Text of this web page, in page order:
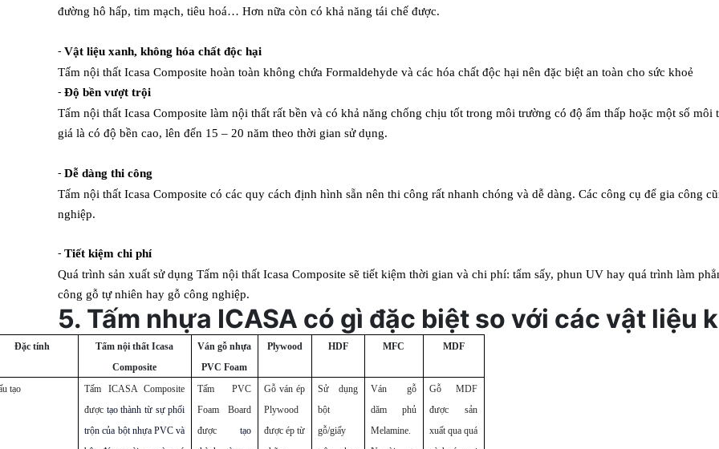
đường hô hấp, tim mạch, tiêu hoá… Hơn nữa còn có khả năng tái chế được.
- Vật liệu xanh, không hóa chất độc hại
Tấm nội thất Icasa Composite hoàn toàn không chứa Formaldehyde và các hóa chất độc hại nên đặc biệt an toàn cho sức khoẻ
- Độ bền vượt trội
Tấm nội thất Icasa Composite làm nội thất rất bền và có khả năng chống chịu tốt trong môi trường có độ ẩm thấp hoặc một số
giá là có độ bền cao, lên đến 15 – 20 năm theo thời gian sử dụng.
- Dễ dàng thi công
Tấm nội thất Icasa Composite có các quy cách định hình sẵn nên thi công rất nhanh chóng và dễ dàng. Các công cụ để gia công
nghiệp.
- Tiết kiệm chi phí
Quá trình sản xuất sử dụng Tấm nội thất Icasa Composite sẽ tiết kiệm thời gian và chi phí: tẩm sấy, phun UV hay quá trình làm
công gỗ tự nhiên hay gỗ công nghiệp.
5. Tấm nhựa ICASA có gì đặc biệt so với các vật liệu
Đặc tính
Tấm nội thất Icasa
Composite
Ván gỗ nhựa
PVC Foam
Plywood HDF MFC MDF
tạo
Tấm ICASA Composite
được tạo thành từ sự phối
trộn của bột nhựa PVC và
Tấm PVC
Foam Board
đượctạo
Gỗ ván ép
Plywood
được ép từ
Sử dụng
bột
gỗ/giấy
Ván gỗ
dăm phủ
Melamine.
Gỗ MDF
được sản
xuất qua quá